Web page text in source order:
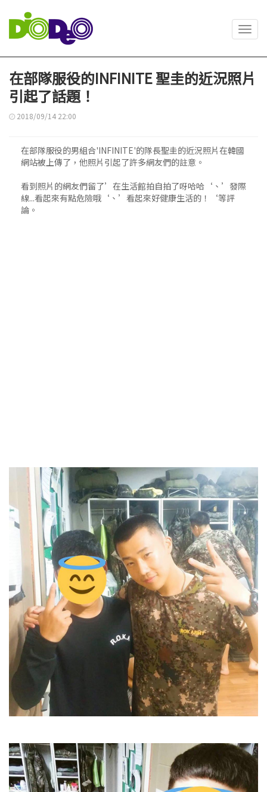
在部隊服役的INFINITE 聖圭的近況照片
引起了話題！
2018/09/14 22:00
在部隊服役的男組合'INFINITE'的隊長聖圭的近況照片在韓國
網站被上傳了，他照片引起了許多網友們的註意。
看到照片的網友們留了’在生活館拍自拍了呀哈哈‘、’發際
線...看起來有點危險哦‘、’看起來好健康生活的！‘等評
論。